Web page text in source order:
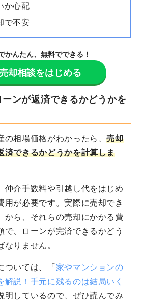
か心配
で不安
かんたん、無料でできる！
却相談をはじめる
ンが返済できるかどうかを
の相場価格がわかったら、売却
済できるかどうかを計算しま
仲介手数料や引越し代をはじめ
用が必要です。実際に売却でき
から、それらの売却にかかる費
で、ローンが完済できるかどう
りません。
ついては、「 家やマンションの
解説！手元に残るのは結局いく
明しているので、ぜひ読んでみ